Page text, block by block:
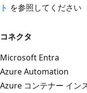
ト を参照してください
コネクタ
Microsoft Entra
Azure Automation
Azure コンテナー イン